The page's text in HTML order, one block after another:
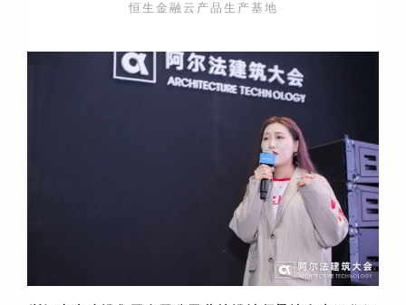
恒生金融云产品生产基地